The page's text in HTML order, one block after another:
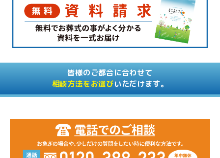
皆様のご都合に合わせて
相談方法をお選びいただけます。